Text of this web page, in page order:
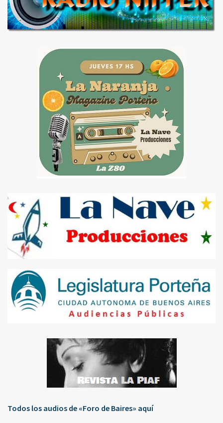
Todos los audios de «Foro de Baires» aquí